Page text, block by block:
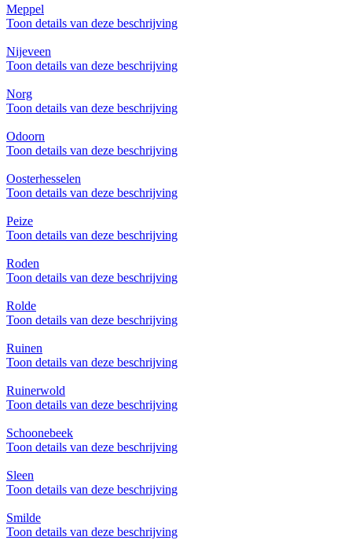
Meppel
Toon details van deze beschrijving
Nijeveen
Toon details van deze beschrijving
Norg
Toon details van deze beschrijving
Odoorn
Toon details van deze beschrijving
Oosterhesselen
Toon details van deze beschrijving
Peize
Toon details van deze beschrijving
Roden
Toon details van deze beschrijving
Rolde
Toon details van deze beschrijving
Ruinen
Toon details van deze beschrijving
Ruinerwold
Toon details van deze beschrijving
Schoonebeek
Toon details van deze beschrijving
Sleen
Toon details van deze beschrijving
Smilde
Toon details van deze beschrijving